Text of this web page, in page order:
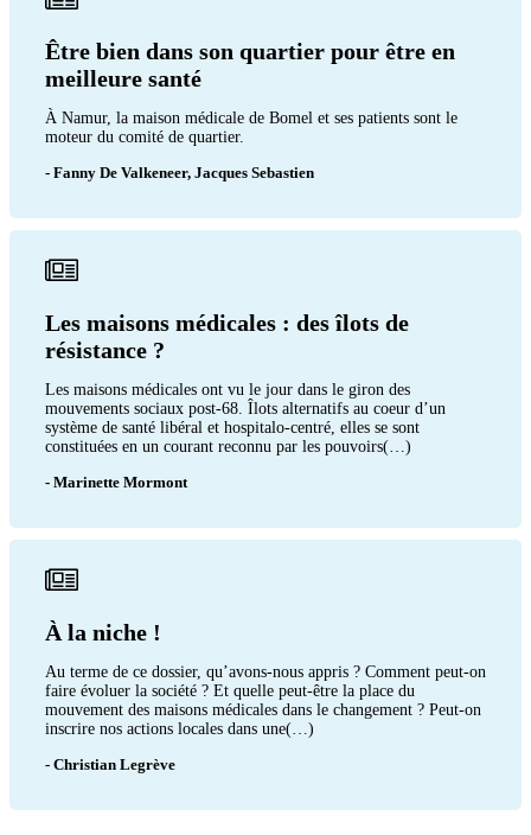
Être bien dans son quartier pour être en
meilleure santé
À Namur, la maison médicale de Bomel et ses patients sont le
moteur du comité de quartier.
- Fanny De Valkeneer, Jacques Sebastien
Les maisons médicales : des îlots de
résistance ?
Les maisons médicales ont vu le jour dans le giron des
mouvements sociaux post-68. Îlots alternatifs au coeur d’un
système de santé libéral et hospitalo-centré, elles se sont
constituées en un courant reconnu par les pouvoirs(…)
- Marinette Mormont
À la niche !
Au terme de ce dossier, qu’avons-nous appris ? Comment peut-on
faire évoluer la société ? Et quelle peut-être la place du
mouvement des maisons médicales dans le changement ? Peut-on
inscrire nos actions locales dans une(…)
- Christian Legrève